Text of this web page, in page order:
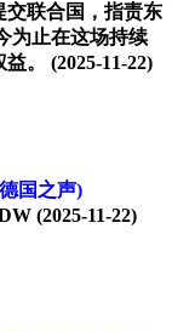
交联合国，指责东
为止在这场持续
。 (2025-11-22)
国之声)
(2025-11-22)